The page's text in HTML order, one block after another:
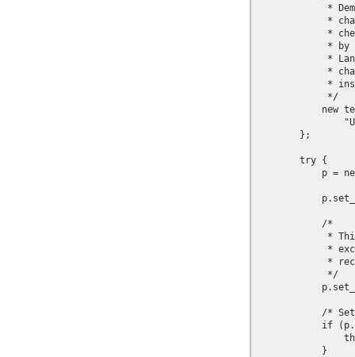
*
*
*
* by
*
*
*
             */
new
        };
        try {
p =
            /*
*
*
*
             */
/*
if
            }